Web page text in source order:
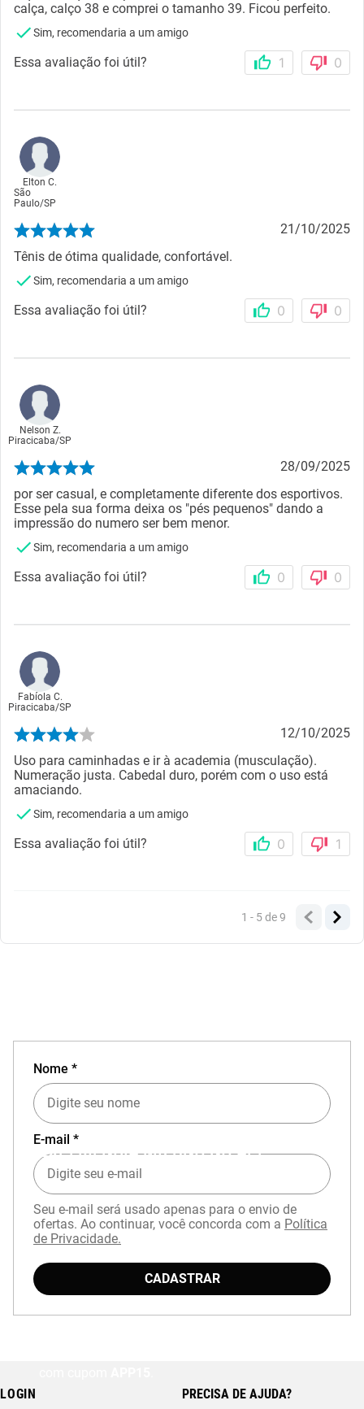
calça, calço 38 e comprei o tamanho 39. Ficou perfeito.
Sim, recomendaria a um amigo
Essa avaliação foi útil? 1 0
Elton C.
São
Paulo/SP
21/10/2025
Tênis de ótima qualidade, confortável.
Sim, recomendaria a um amigo
Essa avaliação foi útil? 0 0
Nelson Z.
Piracicaba/SP
28/09/2025
por ser casual, e completamente diferente dos esportivos.
Esse pela sua forma deixa os "pés pequenos" dando a
impressão do numero ser bem menor.
Sim, recomendaria a um amigo
Essa avaliação foi útil? 0 0
Fabíola C.
Piracicaba/SP
12/10/2025
Uso para caminhadas e ir à academia (musculação).
Numeração justa. Cabedal duro, porém com o uso está
amaciando.
Sim, recomendaria a um amigo
Essa avaliação foi útil? 0 1
1 - 5de9
EXPERIÊNCIA MIZUNO NO APP
Nome *
E-mail *
Seu e-mail será usado apenas para o envio de
ofertas. Ao continuar, você concorda com a Política
de Privacidade.
CADASTRAR
LOGIN
PRECISA DE AJUDA?